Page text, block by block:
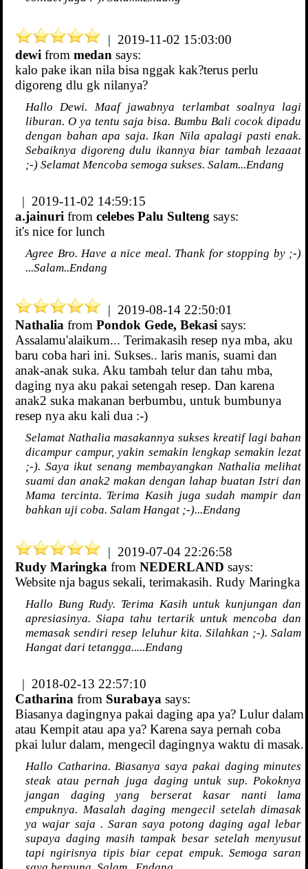
| 2019-11-02 15:03:00
dewi from medan says:
kalo pake ikan nila bisa nggak kak?terus perlu
digoreng dlu gk nilanya?
Hallo Dewi. Maaf jawabnya terlambat soalnya lagi
liburan. O ya tentu saja bisa. Bumbu Bali cocok dipadu
dengan bahan apa saja. Ikan Nila apalagi pasti enak.
Sebaiknya digoreng dulu ikannya biar tambah lezaaat
;-) Selamat Mencoba semoga sukses. Salam...Endang
| 2019-11-02 14:59:15
a.jainuri from celebes Palu Sulteng says:
it's nice for lunch
Agree Bro. Have a nice meal. Thank for stopping by ;-)
...Salam..Endang
| 2019-08-14 22:50:01
Nathalia from Pondok Gede, Bekasi says:
Assalamu'alaikum... Terimakasih resep nya mba, aku
baru coba hari ini. Sukses.. laris manis, suami dan
anak-anak suka. Aku tambah telur dan tahu mba,
daging nya aku pakai setengah resep. Dan karena
anak2 suka makanan berbumbu, untuk bumbunya
resep nya aku kali dua :-)
Selamat Nathalia masakannya sukses kreatif lagi bahan
dicampur campur, yakin semakin lengkap semakin lezat
;-). Saya ikut senang membayangkan Nathalia melihat
suami dan anak2 makan dengan lahap buatan Istri dan
Mama tercinta. Terima Kasih juga sudah mampir dan
bahkan uji coba. Salam Hangat ;-)...Endang
| 2019-07-04 22:26:58
Rudy Maringka from NEDERLAND says:
Website nja bagus sekali, terimakasih. Rudy Maringka
Hallo Bung Rudy. Terima Kasih untuk kunjungan dan
apresiasinya. Siapa tahu tertarik untuk mencoba dan
memasak sendiri resep leluhur kita. Silahkan ;-). Salam
Hangat dari tetangga.....Endang
| 2018-02-13 22:57:10
Catharina from Surabaya says:
Biasanya dagingnya pakai daging apa ya? Lulur dalam
atau Kempit atau apa ya? Karena saya pernah coba
pkai lulur dalam, mengecil dagingnya waktu di masak.
Hallo Catharina. Biasanya saya pakai daging minutes
steak atau pernah juga daging untuk sup. Pokoknya
jangan daging yang berserat kasar nanti lama
empuknya. Masalah daging mengecil setelah dimasak
ya wajar saja . Saran saya potong daging agal lebar
supaya daging masih tampak besar setelah menyusut
tapi ngirisnya tipis biar cepat empuk. Semoga saran